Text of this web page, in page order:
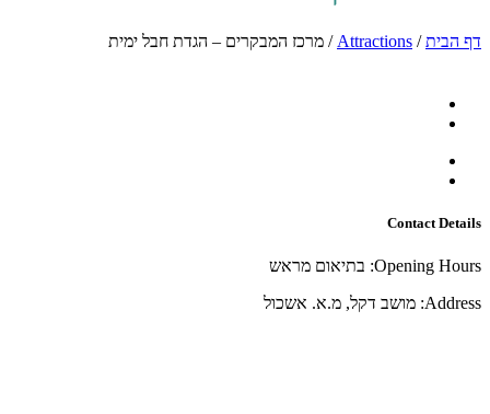
דף הבית/
Attractions
/ מרכז המבקרים – הגדת חבל ימית
Contact Details
Opening Hours: בתיאום מראש
Address: מושב דקל, מ.א. אשכול